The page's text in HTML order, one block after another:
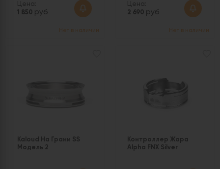
Цена:
1 850 руб
Нет в наличии
Цена:
2 690 руб
Нет в наличии
Kaloud На Грани SS
Модель 2
Контроллер Жара
Alpha FNX Silver